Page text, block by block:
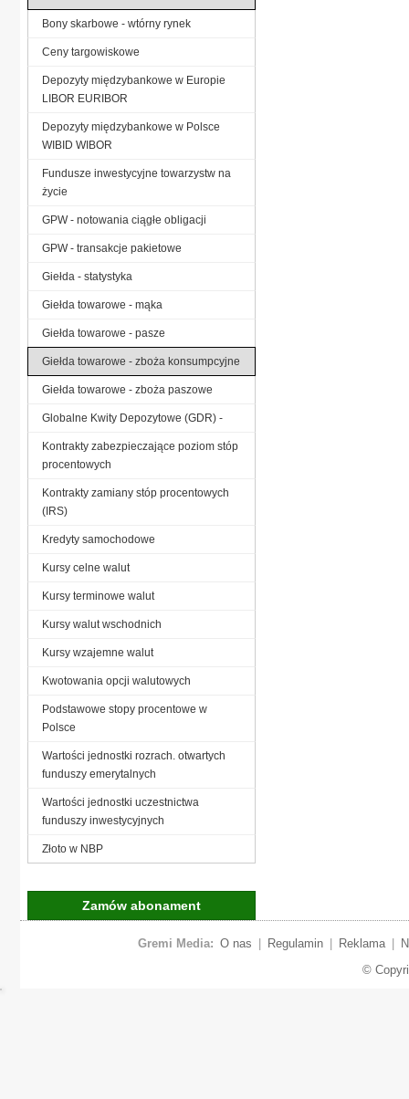
Bony skarbowe - wtórny rynek
Ceny targowiskowe
Depozyty międzybankowe w Europie
LIBOR EURIBOR
Depozyty międzybankowe w Polsce
WIBID WIBOR
Fundusze inwestycyjne towarzystw na
życie
GPW - notowania ciągłe obligacji
GPW - transakcje pakietowe
Giełda - statystyka
Giełda towarowe - mąka
Giełda towarowe - pasze
Giełda towarowe - zboża konsumpcyjne
Giełda towarowe - zboża paszowe
Globalne Kwity Depozytowe (GDR) -
Kontrakty zabezpieczające poziom stóp
procentowych
Kontrakty zamiany stóp procentowych
(IRS)
Kredyty samochodowe
Kursy celne walut
Kursy terminowe walut
Kursy walut wschodnich
Kursy wzajemne walut
Kwotowania opcji walutowych
Podstawowe stopy procentowe w
Polsce
Wartości jednostki rozrach. otwartych
funduszy emerytalnych
Wartości jednostki uczestnictwa
funduszy inwestycyjnych
Złoto w NBP
Zamów abonament
Gremi Media: O nas Regulamin Reklama
©